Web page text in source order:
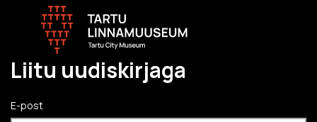
Liitu uudiskirjaga
E-post